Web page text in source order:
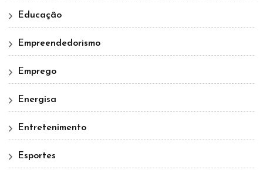
Educação
Empreendedorismo
Emprego
Energisa
Entretenimento
Esportes